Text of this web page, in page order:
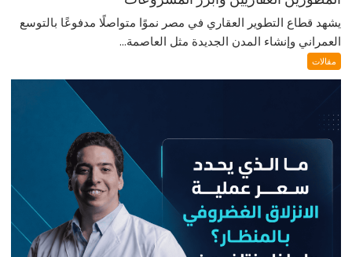
يشهد قطاع التطوير العقاري في مصر نموًا متواصلًا مدفوعًا بالتوسع
العمراني وإنشاء المدن الجديدة مثل العاصمة...
مقالات